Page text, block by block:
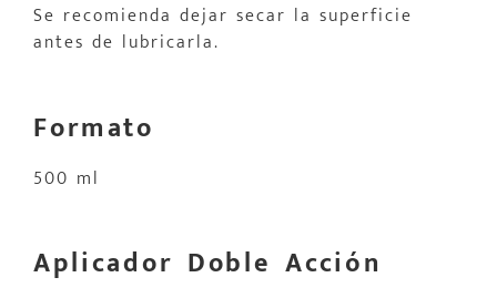
Se recomienda dejar secar la superficie
antes de lubricarla.
Formato
500 ml
Aplicador Doble Acción